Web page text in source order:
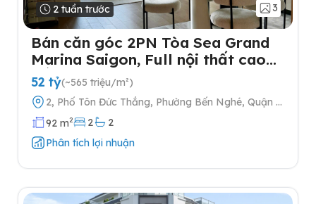
2 tuần trước 3
Bán căn góc 2PN Tòa Sea Grand
Marina Saigon, Full nội thất cao
cấp
52 tỷ(~565 triệu/m²)
2, Phố Tôn Đức Thắng, Phường Bến Nghé, Quận 1,
Thành phố Hồ Chí Minh
92 m2 2
2
Phân tích lợi nhuận